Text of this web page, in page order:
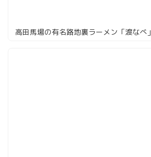
高田馬場の有名路地裏ラーメン「渡なべ」